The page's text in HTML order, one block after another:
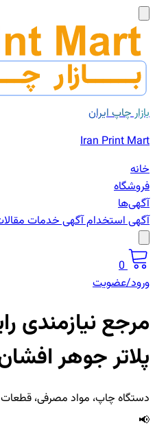
بازار چاپ ایران
Iran Print Mart
خانه
فروشگاه
آگهی‌ها
آگهی استخدامآگهی خدمات
0
ورود/عضویت
مرجع نیازمندی
پلاتر جوهر
دستگاه چاپ، مواد مصرفی،
📢